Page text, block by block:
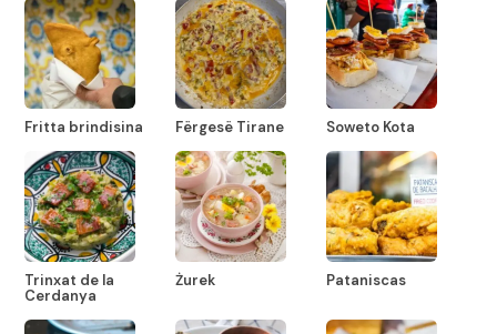
Fritta brindisina Fërgesë Tirane Soweto Kota
Trinxat de la
Cerdanya
Żurek Pataniscas